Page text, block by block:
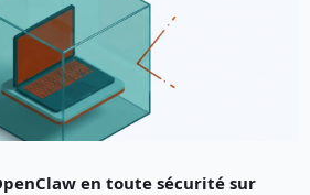
en toute sécurité sur